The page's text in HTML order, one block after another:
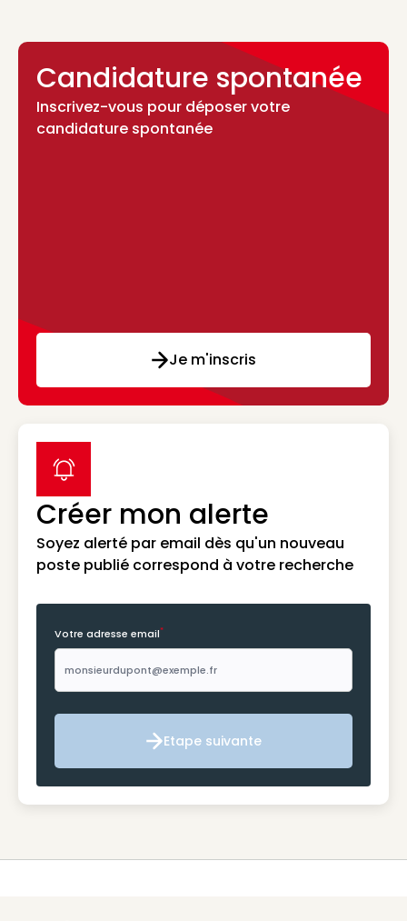
Candidature spontanée
Inscrivez-vous pour déposer votre
candidature spontanée
Je m'inscris
Créer mon alerte
Soyez alerté par email dès qu'un nouveau
poste publié correspond à votre recherche
label icon
Votre adresse email*
Etape suivante
Etape suivante